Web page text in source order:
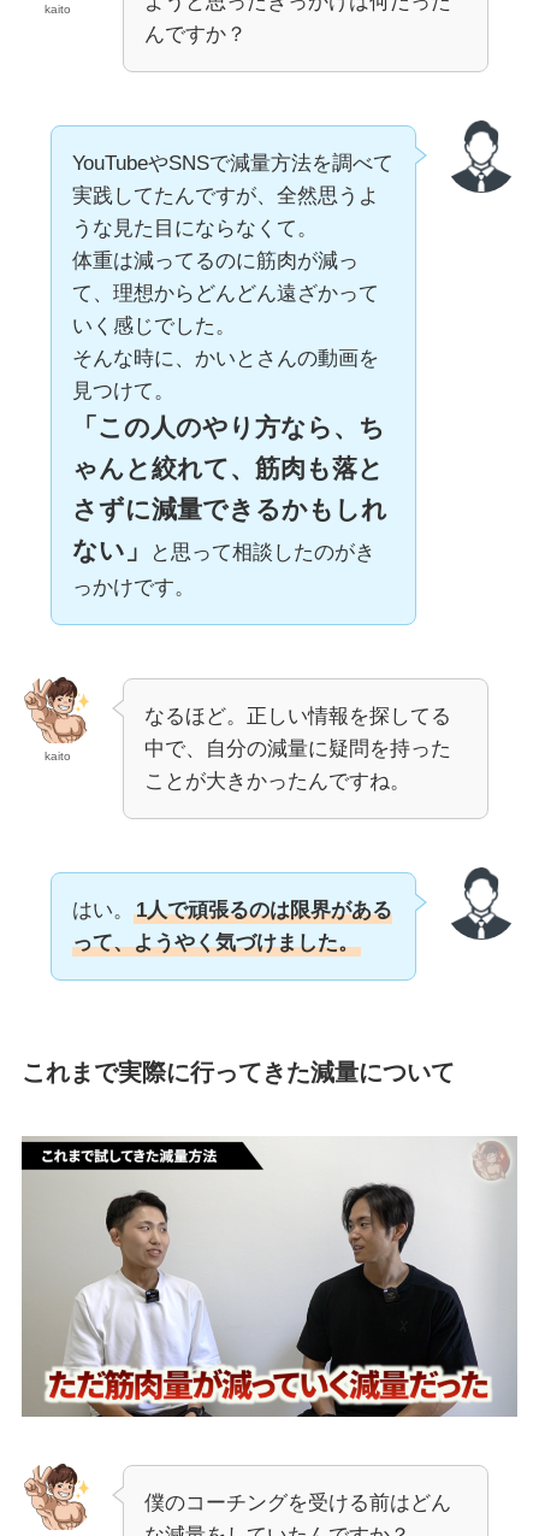
kaito
んですか？
YouTubeやSNSで減量方法を調べて
実践してたんですが、全然思うよ
うな見た目にならなくて。
体重は減ってるのに筋肉が減っ
て、理想からどんどん遠ざかって
いく感じでした。
そんな時に、かいとさんの動画を
見つけて。
「この人のやり方なら、ち
ゃんと絞れて、筋肉も落と
さずに減量できるかもしれ
ない」
と思って相談したのがき
っかけです。
kaito
なるほど。正しい情報を探してる
中で、自分の減量に疑問を持った
ことが大きかったんですね。
はい。
1人で頑張るのは限界がある
って、ようやく気づけました。
これまで実際に行ってきた減量について
僕のコーチングを受ける前はどん